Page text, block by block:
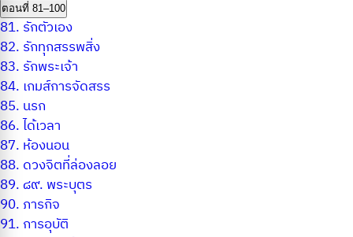
ตอนที่ 81–100
81. รักตัวเอง
82. รักทุกสรรพสิ่ง
83. รักพระเจ้า
84. เกมส์การจัดสรร
85. นรก
86.ได้เวลา
87. ห้องนอน
88. ดวงจิตที่ล่องลอย
89. ๘๙. พระบุตร
90. ภารกิจ
91. การอุบัติ